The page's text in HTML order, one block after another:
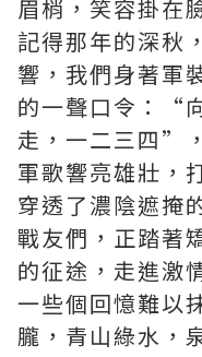
眉梢，笑容掛在
記得那年的深秋
響，我們身著軍
的一聲口令：“
走，一二三四”
軍歌響亮雄壯，
穿透了濃陰遮掩
戰友們，正踏著
的征途，走進激
一些個回憶難以
朧，青山綠水，